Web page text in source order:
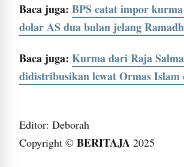
Baca juga: BPS catat impor
dolar AS dua bulan jelang
Baca juga: Kurma dari Raja
didistribusikan lewat Ormas Islam
Editor: Deborah
Copyright © BERITAJA 2025